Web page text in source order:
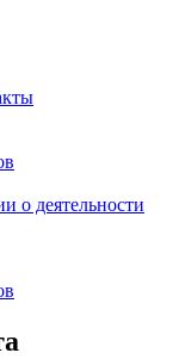
о деятельности